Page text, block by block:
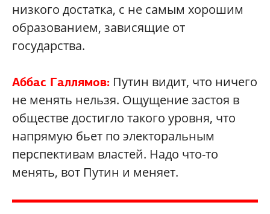
низкого достатка, с не самым хорошим
образованием, зависящие от
государства.
Аббас Галлямов: Путин видит, что ничего
не менять нельзя. Ощущение застоя в
обществе достигло такого уровня, что
напрямую бьет по электоральным
перспективам властей. Надо что-то
менять, вот Путин и меняет.